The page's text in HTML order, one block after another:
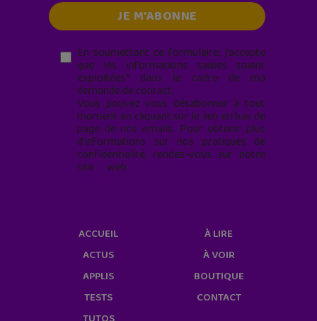
En soumettant ce formulaire, j’accepte
que les informations saisies soient
exploitées* dans le cadre de ma
demande de contact.
Vous pouvez vous désabonner à tout
moment en cliquant sur le lien en bas de
page de nos emails. Pour obtenir plus
d'informations sur nos pratiques de
confidentialité, rendez-vous sur notre
site web
ACCUEIL
ACTUS
APPLIS
TESTS
À LIRE
À VOIR
BOUTIQUE
CONTACT